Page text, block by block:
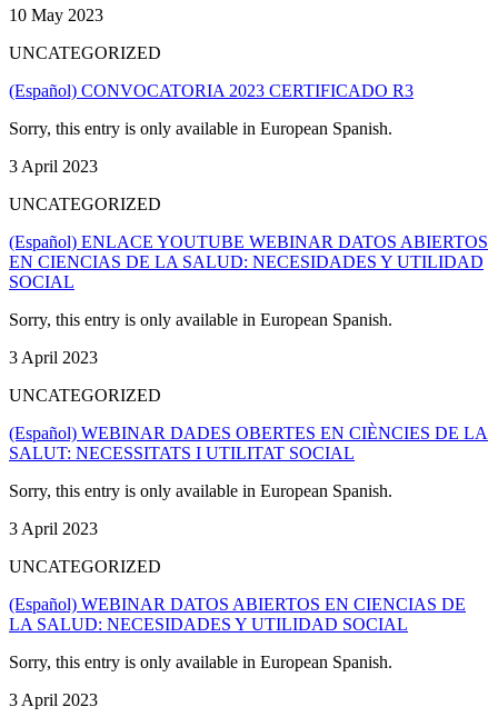
10 May 2023
UNCATEGORIZED
(Español) CONVOCATORIA 2023 CERTIFICADO R3
Sorry, this entry is only available in European Spanish.
3 April 2023
UNCATEGORIZED
(Español) ENLACE YOUTUBE WEBINAR DATOS ABIERTOS
EN CIENCIAS DE LA SALUD: NECESIDADES Y UTILIDAD
SOCIAL
Sorry, this entry is only available in European Spanish.
3 April 2023
UNCATEGORIZED
(Español) WEBINAR DADES OBERTES EN CIÈNCIES DE LA
SALUT: NECESSITATS I UTILITAT SOCIAL
Sorry, this entry is only available in European Spanish.
3 April 2023
UNCATEGORIZED
(Español) WEBINAR DATOS ABIERTOS EN CIENCIAS DE
LA SALUD: NECESIDADES Y UTILIDAD SOCIAL
Sorry, this entry is only available in European Spanish.
3 April 2023